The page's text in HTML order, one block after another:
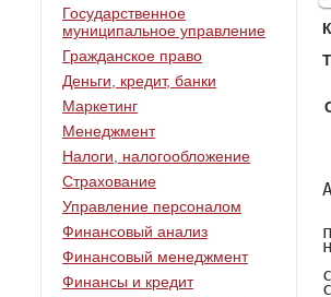
Государственное
муниципальное управление
Гражданское право
Деньги, кредит, банки
Маркетинг
Менеджмент
Налоги, налогообложение
Страхование
Управление персоналом
Финансовый анализ
Финансовый менеджмент
Финансы и кредит